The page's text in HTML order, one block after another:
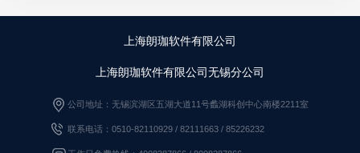
上海朗珈软件有限公司
上海朗珈软件有限公司无锡分公司
公司地址：无锡滨湖区五湖大道11号蠡湖科创中心南楼2211室
联系电话：0510-82110929 / 82111663 / 85226232